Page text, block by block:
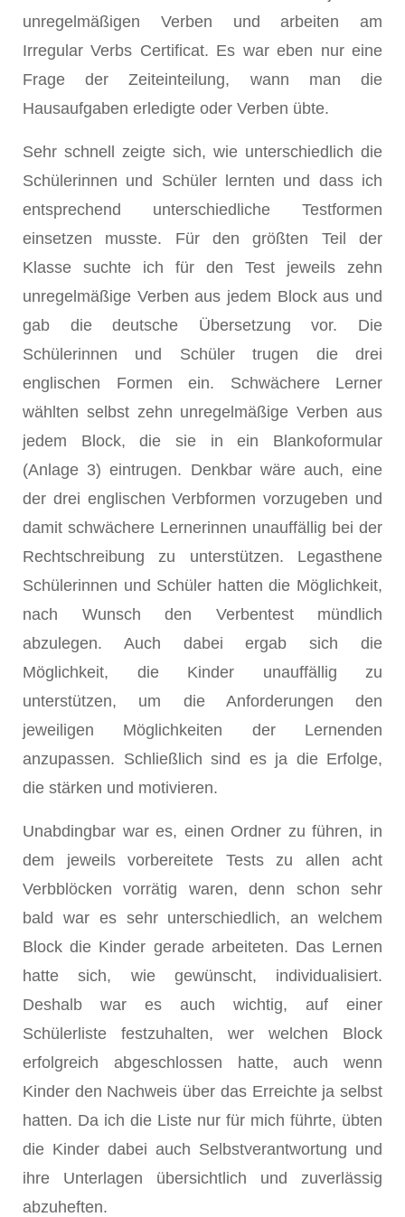
unregelmäßigen Verben und arbeiten am
Irregular Verbs Certificat. Es war eben nur eine
Frage der Zeiteinteilung, wann man die
Hausaufgaben erledigte oder Verben übte.
Sehr schnell zeigte sich, wie unterschiedlich die
Schülerinnen und Schüler lernten und dass ich
entsprechend unterschiedliche Testformen
einsetzen musste. Für den größten Teil der
Klasse suchte ich für den Test jeweils zehn
unregelmäßige Verben aus jedem Block aus und
gab die deutsche Übersetzung vor. Die
Schülerinnen und Schüler trugen die drei
englischen Formen ein. Schwächere Lerner
wählten selbst zehn unregelmäßige Verben aus
jedem Block, die sie in ein Blankoformular
(Anlage 3) eintrugen. Denkbar wäre auch, eine
der drei englischen Verbformen vorzugeben und
damit schwächere Lernerinnen unauffällig bei der
Rechtschreibung zu unterstützen. Legasthene
Schülerinnen und Schüler hatten die Möglichkeit,
nach Wunsch den Verbentest mündlich
abzulegen. Auch dabei ergab sich die
Möglichkeit, die Kinder unauffällig zu
unterstützen, um die Anforderungen den
jeweiligen Möglichkeiten der Lernenden
anzupassen. Schließlich sind es ja die Erfolge,
die stärken und motivieren.
Unabdingbar war es, einen Ordner zu führen, in
dem jeweils vorbereitete Tests zu allen acht
Verbblöcken vorrätig waren, denn schon sehr
bald war es sehr unterschiedlich, an welchem
Block die Kinder gerade arbeiteten. Das Lernen
hatte sich, wie gewünscht, individualisiert.
Deshalb war es auch wichtig, auf einer
Schülerliste festzuhalten, wer welchen Block
erfolgreich abgeschlossen hatte, auch wenn
Kinder den Nachweis über das Erreichte ja selbst
hatten. Da ich die Liste nur für mich führte, übten
die Kinder dabei auch Selbstverantwortung und
ihre Unterlagen übersichtlich und zuverlässig
abzuheften.